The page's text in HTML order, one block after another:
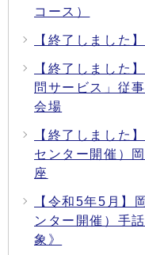
コース）
【終了しました
【終了しました
問サービス」従
会場
【終了しました
センター開催）
座
【令和5年5月】
ンター開催）手
象》